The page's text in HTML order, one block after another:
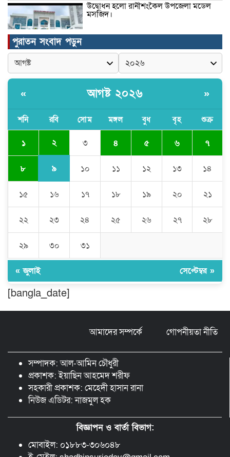
উদ্বোধন হলো রানীশংকৈল উপজেলা মডেল
মসজিদ।
কুমিল্লা প্রেসক্লাবে তিন সাবেক সভাপতিকে
জলবায়ু পরিবর্তনের বিরূপ প্রভাব
চৌদ্দগ্রামে পুলিশের প্রতি জনগণের আস্থা
ফেরাতে বিশেষ ভূমিকা রাখছেন ওসি আরিফ
হোসাইন
লালমনিরহাট দলিল লেখক সমিতির ত্রি-বার্ষিক
শিক্ষার্থীকে সত্যিকারের মানুষ হিসেবে গড়ে
তুলতে হবে -জবি ভিসি ড. রইছ উদদীন
বগুড়ায় দিনমজুরের বাজারে শাহ্ ফতেহ আলী
আশঙ্কাজনক অবস্থায় চিকিৎসাধীন বহু
পুরাতন সংবাদ পড়ুন
« আগষ্ট ২০২৬ »
শনি রবি সোম মঙ্গল বুধ বৃহ শুক্র
১ ২ ৩ ৪ ৫ ৬ ৭
৮ ৯ ১০ ১১ ১২ ১৩ ১৪
১৫ ১৬ ১৭ ১৮ ১৯ ২০ ২১
২২ ২৩ ২৪ ২৫ ২৬ ২৭ ২৮
২৯ ৩০ ৩১
« জুলাই সেপ্টেম্বর »
[bangla_date]
আমাদের সম্পর্কে গোপনীয়তা নীতি
সম্পাদক: আল-আমিন চৌধুরী
প্রকাশক: ইয়াছিন আহমেদ শরীফ
সহকারী প্রকাশক: মেহেদী হাসান রানা
নিউজ এডিটর: নাজমুল হক
বিজ্ঞাপন ও বার্তা বিভাগ:
মোবাইল: ০১৮৮৩-৩০৬০৪৮